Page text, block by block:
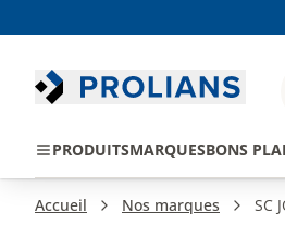
PRODUITSMARQUESBONS
individuelle
Accueil Nos marques SC